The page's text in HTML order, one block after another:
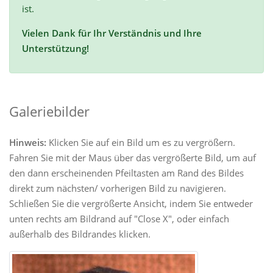
ist.
Vielen Dank für Ihr Verständnis und Ihre
Unterstützung!
Galeriebilder
Hinweis: Klicken Sie auf ein Bild um es zu vergrößern.
Fahren Sie mit der Maus über das vergrößerte Bild, um auf
den dann erscheinenden Pfeiltasten am Rand des Bildes
direkt zum nächsten/ vorherigen Bild zu navigieren.
Schließen Sie die vergrößerte Ansicht, indem Sie entweder
unten rechts am Bildrand auf "Close X", oder einfach
außerhalb des Bildrandes klicken.